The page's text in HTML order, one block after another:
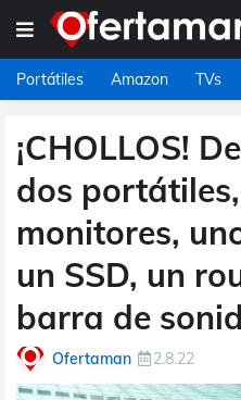
Portátiles Amazon TVs
¡CHOLLOS!
dos
monitores,
un SSD, un
barra de
Ofertaman 2.8.22